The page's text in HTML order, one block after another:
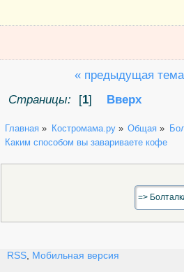
« предыдущая тема
Страницы:
[1] Вверх
Главная » Костромама.ру» Общая »
Каким способом вы завариваете кофе
RSS Мобильная версия